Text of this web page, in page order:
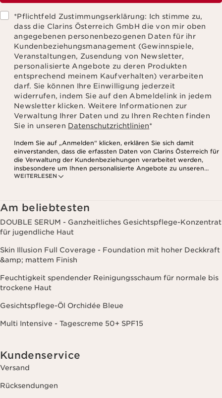
*Pflichtfeld Zustimmungserklärung: Ich stimme zu,
dass die Clarins Österreich GmbH die von mir oben
angegebenen personenbezogenen Daten für ihr
Kundenbeziehungsmanagement (Gewinnspiele,
Veranstaltungen, Zusendung von Newsletter,
personalisierte Angebote zu deren Produkten
entsprechend meinem Kaufverhalten) verarbeiten
darf. Sie können Ihre Einwilligung jederzeit
widerrufen, indem Sie auf den Abmeldelink in jedem
Newsletter klicken. Weitere Informationen zur
Verwaltung Ihrer Daten und zu Ihren Rechten finden
Sie in unseren Datenschutzrichtlinien*
WEITERLESEN
Indem Sie auf „Anmelden“ klicken, erklären Sie sich damit
einverstanden, dass die erfassten Daten von Clarins Österreich für
die Verwaltung der Kundenbeziehungen verarbeitet werden,
insbesondere um Ihnen personalisierte Angebote zu unseren
Produkten und Dienstleistungen entsprechend Ihrem
Websites Dritter, sowie für analytische Zwecke.
Am beliebtesten
DOUBLE SERUM - Ganzheitliches Gesichtspflege-Konzentrat
für jugendliche Haut
Skin Illusion Full Coverage - Foundation mit hoher Deckkraft
&amp; mattem Finish
Feuchtigkeit spendender Reinigungsschaum für normale bis
trockene Haut
Gesichtspflege-Öl Orchidée Bleue
Multi Intensive - Tagescreme 50+ SPF15
Kundenservice
Versand
Rücksendungen